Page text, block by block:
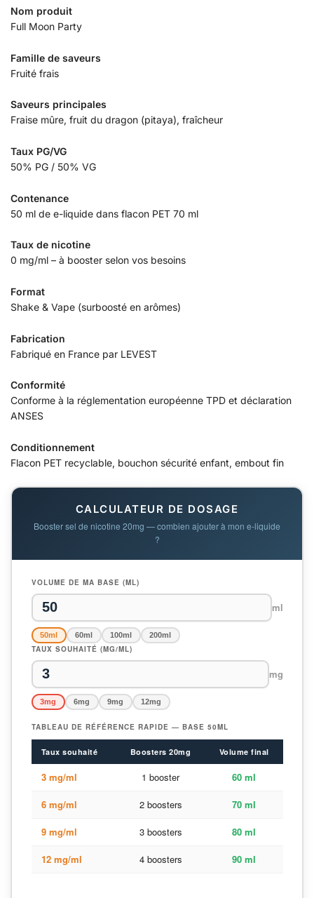
Nom produit
Full Moon Party
Famille de saveurs
Fruité frais
Saveurs principales
Fraise mûre, fruit du dragon (pitaya), fraîcheur
Taux PG/VG
50% PG / 50% VG
Contenance
50 ml de e-liquide dans flacon PET 70 ml
Taux de nicotine
0 mg/ml – à booster selon vos besoins
Format
Shake & Vape (surboosté en arômes)
Fabrication
Fabriqué en France par LEVEST
Conformité
Conforme à la réglementation européenne TPD et déclaration
ANSES
Conditionnement
Flacon PET recyclable, bouchon sécurité enfant, embout fin
CALCULATEUR DE DOSAGE
Booster sel de nicotine 20mg — combien ajouter à mon e-liquide
?
VOLUME DE MA BASE (ML)
ml
50ml 60ml 100ml 200ml
TAUX SOUHAITÉ (MG/ML)
mg
3mg 6mg 9mg 12mg
TABLEAU DE RÉFÉRENCE RAPIDE — BASE 50ML
Taux souhaité Boosters 20mg Volume final
3 mg/ml 1 booster 60 ml
6 mg/ml 2 boosters 70 ml
9 mg/ml 3 boosters 80 ml
12 mg/ml 4 boosters 90 ml